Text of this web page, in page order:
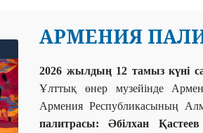
АРМЕНИЯ
2026 жылдың 12 тамыз күні
Ұлттық өнер музейінде
Армения Республикасының
палитрасы: Әбілхан